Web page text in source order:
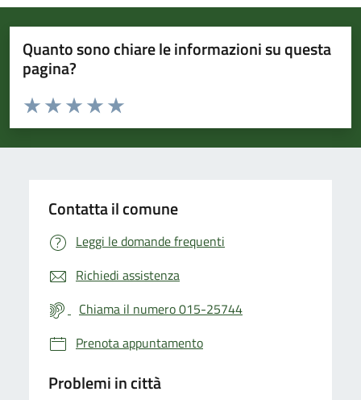
Quanto sono chiare le informazioni su questa
pagina?
Valuta da 1 a 5 stelle la pagina
Valuta 5 stelle su 5
Valuta 4 stelle su 5
Valuta 3 stelle su 5
Valuta 2 stelle su 5
Valuta 1 stelle su 5
Contatta il comune
Leggi le domande frequenti
Richiedi assistenza
Chiama il numero 015-25744
Prenota appuntamento
Problemi in città